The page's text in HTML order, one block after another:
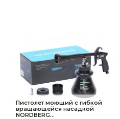
Пистолет моющий с гибкой
вращающейся насадкой
NORDBERG...